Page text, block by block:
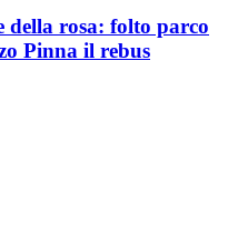
rosa: folto parco
Pinna il rebus